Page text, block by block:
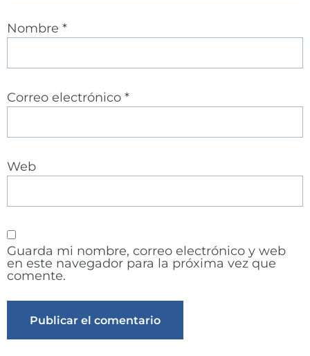
Nombre *
Correo electrónico *
Web
Guarda mi nombre, correo electrónico y web
en este navegador para la próxima vez que
comente.